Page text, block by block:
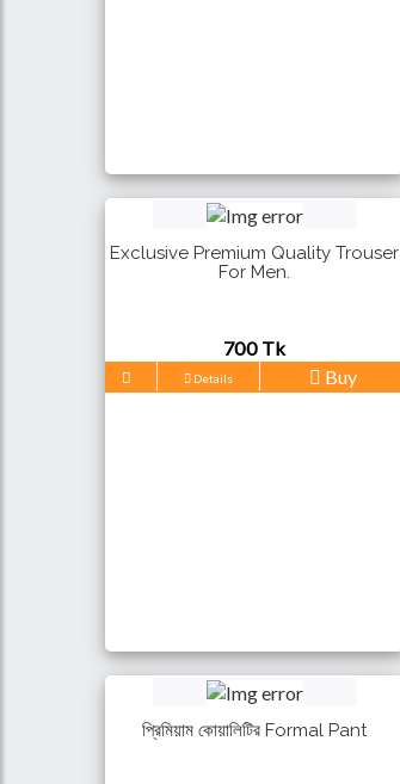
Exclusive Premium Quality Trouser
For Men.
700 Tk
Details Buy
প্রিমিয়াম কোয়ালিটির Formal Pant